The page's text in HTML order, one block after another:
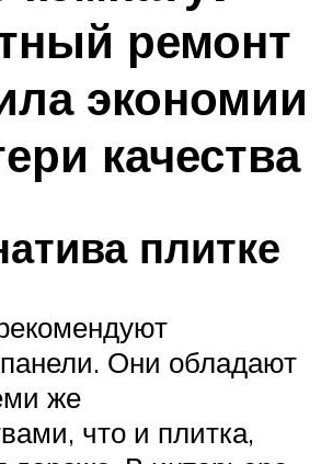
ремонт
экономии
качества
плитке
Они обладают
же
что и плитка,